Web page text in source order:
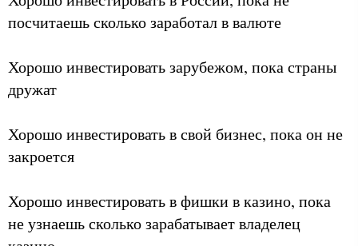
посчитаешь сколько заработал в валюте
Хорошо инвестировать зарубежом, пока страны
дружат
Хорошо инвестировать в свой бизнес, пока он не
закроется
Хорошо инвестировать в фишки в казино, пока
не узнаешь сколько зарабатывает владелец